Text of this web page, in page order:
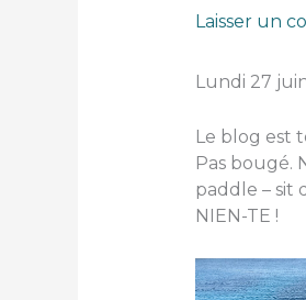
Laisser un
Lundi 27
Le blog est
Pas bougé.
paddle – sit
NIEN-TE !